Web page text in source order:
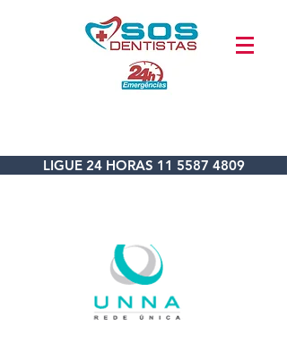
LIGUE 24 HORAS 11 5587 4809